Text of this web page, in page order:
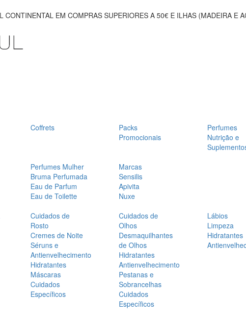
CONTINENTAL EM COMPRAS SUPERIORES A 50€ E ILHAS (MADEIRA E
Coffrets
Packs
Promocionais
Perfumes
Nutrição e
Perfumes Mulher
Bruma Perfumada
Eau de Parfum
Eau de Toilette
Marcas
Sensilis
Apivita
Nuxe
Cuidados de
Rosto
Cremes de Noite
Séruns e
Antienvelhecimento
Hidratantes
Máscaras
Cuidados
Específicos
Cuidados de
Olhos
Desmaquilhantes
de Olhos
Hidratantes
Antienvelhecimento
Pestanas e
Sobrancelhas
Cuidados
Específicos
Lábios
Limpeza
Hidratantes